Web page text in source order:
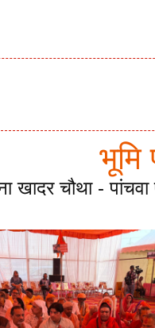
भूमि
खादर चौथा -